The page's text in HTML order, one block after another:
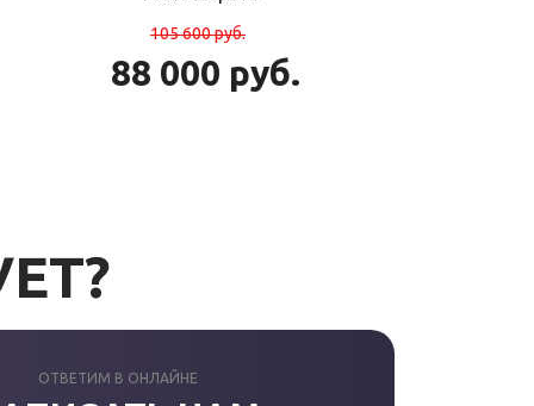
105 600руб.
88 000 руб.
ОТВЕТИМ В ОНЛАЙНЕ